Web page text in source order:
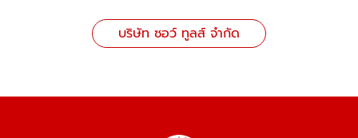
บริษัท ซอว์ ทูลส์ จำกัด